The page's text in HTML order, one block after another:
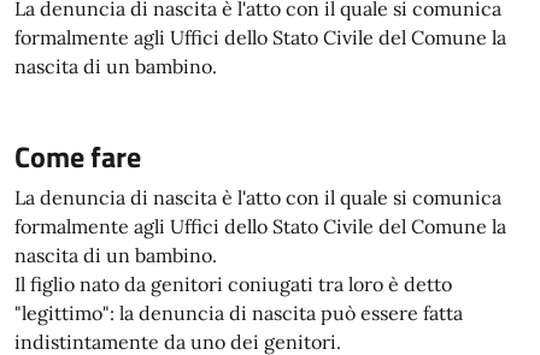
La denuncia di nascita è l'atto con il quale si comunica
formalmente agli Uffici dello Stato Civile del Comune la
nascita di un bambino.
Come fare
La denuncia di nascita è l'atto con il quale si comunica
formalmente agli Uffici dello Stato Civile del Comune la
nascita di un bambino.
Il figlio nato da genitori coniugati tra loro è detto
"legittimo": la denuncia di nascita può essere fatta
indistintamente da uno dei genitori.